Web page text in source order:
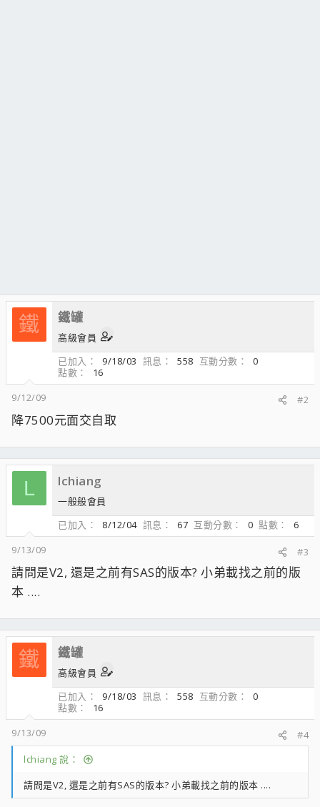
鐵 鐵罐
高級會員
已加入
9/18/03 訊息 558 互動分數
0
點數
16
9/12/09
#2
降7500元面交自取
L lchiang
一般般會員
已加入
8/12/04 訊息 67 互動分數 0 點數
6
9/13/09
#3
請問是V2, 還是之前有SAS的版本? 小弟載找之前的版
本 ....
鐵 鐵罐
高級會員
已加入
9/18/03 訊息 558 互動分數
0
點數
16
9/13/09
#4
lchiang 說：
請問是V2, 還是之前有SAS的版本? 小弟載找之前的版本 ....